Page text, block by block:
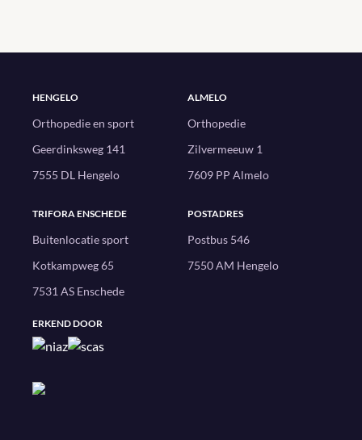
HENGELO
Orthopedie en sport
Geerdinksweg 141
7555 DL Hengelo
ALMELO
Orthopedie
Zilvermeeuw 1
7609 PP Almelo
TRIFORA ENSCHEDE
Buitenlocatie sport
Kotkampweg 65
7531 AS Enschede
POSTADRES
Postbus 546
7550 AM Hengelo
ERKEND DOOR